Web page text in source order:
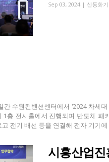
Sep 03, 2024 | 신동화
수원컨벤션센터에서 ‘2024 차세
층 전시홀에서 진행되며 반도체
전기 배선 등을 연결해 전자 기기
시흥산업